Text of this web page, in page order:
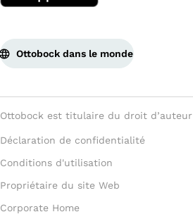
Ottobock dans le monde
Ottobock est titulaire du droit d’auteur
Déclaration de confidentialité
Conditions d'utilisation
Propriétaire du site Web
Corporate Home